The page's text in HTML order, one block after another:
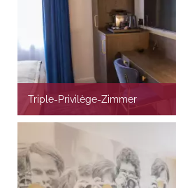
Triple-Privilège-Zimmer